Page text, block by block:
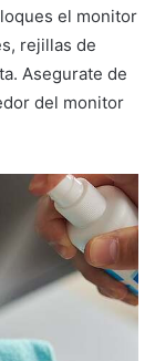
el monitor
rejillas de
Asegurate de
del monitor